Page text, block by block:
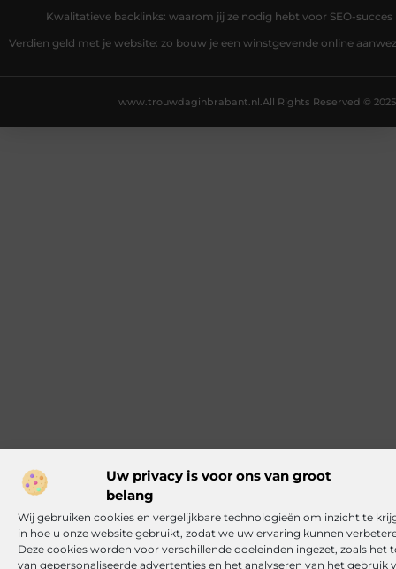
Uw privacy is voor ons van groot
belang
Wij gebruiken cookies en vergelijkbare technologieën om inzicht te
in hoe u onze website gebruikt, zodat we uw ervaring kunnen
Deze cookies worden voor verschillende doeleinden ingezet, zoals het
van gepersonaliseerde advertenties en het analyseren van het gebruik
Kwalitatieve backlinks: waarom jij ze nodig hebt voor SEO-succes
Verdien geld met je website: zo bouw je een winstgevende online
All Rights Reserved © 2025
www.trouwdaginbrabant.nl.